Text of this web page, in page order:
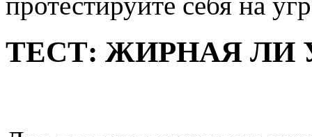
ТЕСТ: ЖИРНАЯ ЛИ